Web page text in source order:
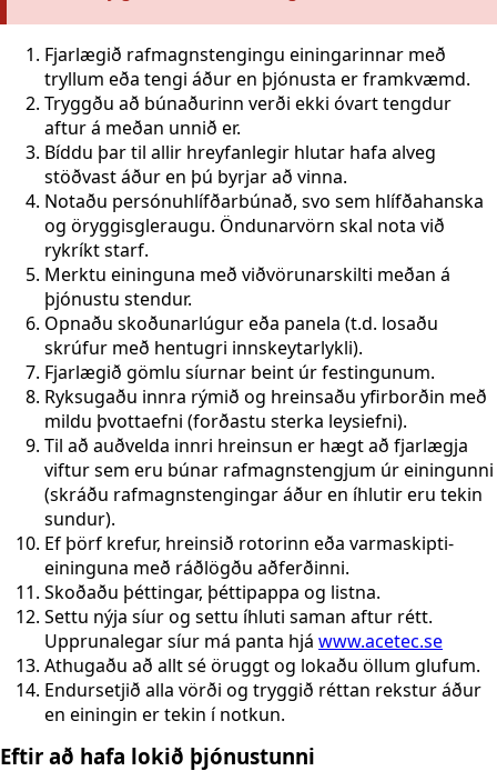
Fjarlægið rafmagnstengingu einingarinnar með
tryllum eða tengi áður en þjónusta er framkvæmd.
Tryggðu að búnaðurinn verði ekki óvart tengdur
aftur á meðan unnið er.
Bíddu þar til allir hreyfanlegir hlutar hafa alveg
stöðvast áður en þú byrjar að vinna.
Notaðu persónuhlífðarbúnað, svo sem hlífðahanska
og öryggisgleraugu. Öndunarvörn skal nota við
rykríkt starf.
Merktu eininguna með viðvörunarskilti meðan á
þjónustu stendur.
Opnaðu skoðunarlúgur eða panela (t.d. losaðu
skrúfur með hentugri innskeytarlykli).
Fjarlægið gömlu síurnar beint úr festingunum.
Ryksugaðu innra rýmið og hreinsaðu yfirborðin með
mildu þvottaefni (forðastu sterka leysiefni).
Til að auðvelda innri hreinsun er hægt að fjarlægja
viftur sem eru búnar rafmagnstengjum úr einingunni
(skráðu rafmagnstengingar áður en íhlutir eru tekin
sundur).
Ef þörf krefur, hreinsið rotorinn eða varmaskipti-
eininguna með ráðlögðu aðferðinni.
Skoðaðu þéttingar, þéttipappa og listna.
Settu nýja síur og settu íhluti saman aftur rétt.
Upprunalegar síur má panta hjá www.acetec.se
Athugaðu að allt sé öruggt og lokaðu öllum glufum.
Endursetjið alla vörði og tryggið réttan rekstur áður
en einingin er tekin í notkun.
Eftir að hafa lokið þjónustunni